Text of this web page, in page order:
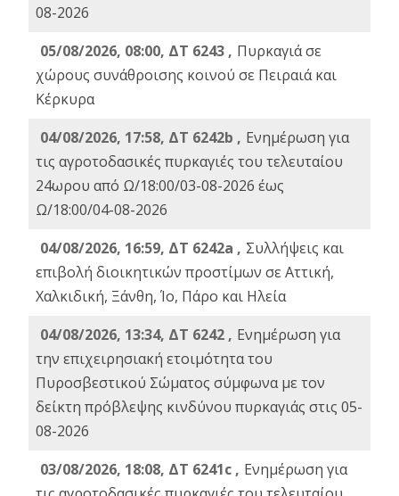
08-2026
05/08/2026, 08:00, ΔΤ 6243 , Πυρκαγιά σε
χώρους συνάθροισης κοινού σε Πειραιά και
Κέρκυρα
04/08/2026, 17:58, ΔΤ 6242b , Ενημέρωση για
τις αγροτοδασικές πυρκαγιές του τελευταίου
24ωρου από Ω/18:00/03-08-2026 έως
Ω/18:00/04-08-2026
04/08/2026, 16:59, ΔΤ 6242a , Συλλήψεις και
επιβολή διοικητικών προστίμων σε Αττική,
Χαλκιδική, Ξάνθη, Ίο, Πάρο και Ηλεία
04/08/2026, 13:34, ΔΤ 6242 , Ενημέρωση για
την επιχειρησιακή ετοιμότητα του
Πυροσβεστικού Σώματος σύμφωνα με τον
δείκτη πρόβλεψης κινδύνου πυρκαγιάς στις 05-
08-2026
03/08/2026, 18:08, ΔΤ 6241c , Ενημέρωση για